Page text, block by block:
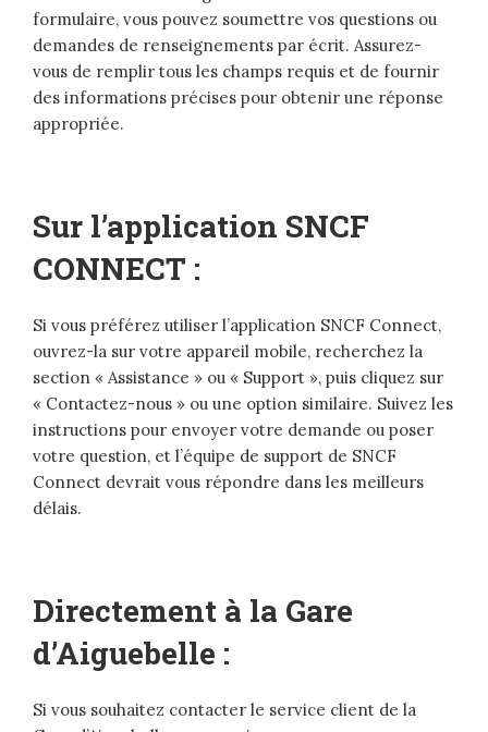
formulaire, vous pouvez soumettre vos questions ou
demandes de renseignements par écrit. Assurez-
vous de remplir tous les champs requis et de fournir
des informations précises pour obtenir une réponse
appropriée.
Sur l’application SNCF
CONNECT :
Si vous préférez utiliser l’application SNCF Connect,
ouvrez-la sur votre appareil mobile, recherchez la
section « Assistance » ou « Support », puis cliquez sur
« Contactez-nous » ou une option similaire. Suivez les
instructions pour envoyer votre demande ou poser
votre question, et l’équipe de support de SNCF
Connect devrait vous répondre dans les meilleurs
délais.
Directement à la Gare
d’Aiguebelle :
Si vous souhaitez contacter le service client de la